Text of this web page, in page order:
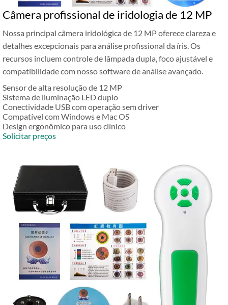
Câmera profissional de iridologia de 12 MP
Nossa principal câmera iridológica de 12 MP oferece clareza e
detalhes excepcionais para análise profissional da íris. Os
recursos incluem controle de lâmpada dupla, foco ajustável e
compatibilidade com nosso software de análise avançado.
Sensor de alta resolução de 12 MP
Sistema de iluminação LED duplo
Conectividade USB com operação sem driver
Compatível com Windows e Mac OS
Design ergonômico para uso clínico
Solicitar preços